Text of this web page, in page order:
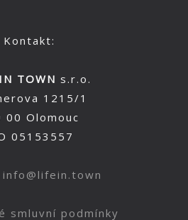
Kontakt:
TOWN s.r.o.
1215/1
00 Olomouc
05153557
info@lifein.town
smluvní podmínky